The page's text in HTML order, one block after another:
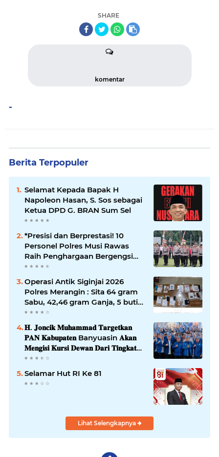
SHARE
komentar
-
Berita Terpopuler
Selamat Kepada Bapak H
Napoleon Hasan, S. Sos sebagai
Ketua DPD G. BRAN Sum Sel
*Presisi dan Berprestasi! 10
Personel Polres Musi Rawas
Raih Penghargaan Bergengsi
dari Kapolda Sumsel*
Operasi Antik Siginjai 2026
Polres Merangin : Sita 64 gram
Sabu, 42,46 gram Ganja, 5 butir
extasi, dan Amankan 21 Orang
Tersangka
𝐇. 𝐉𝐨𝐧𝐜𝐢𝐤 𝐌𝐮𝐡𝐚𝐦𝐦𝐚𝐝 𝐓𝐚𝐫𝐠𝐞𝐭𝐤𝐚𝐧
𝐏𝐀𝐍 𝐊𝐚𝐛𝐮𝐩𝐚𝐭𝐞𝐧 Banyuasin 𝐀𝐤𝐚𝐧
𝐌𝐞𝐧𝐠𝐢𝐬𝐢 𝐊𝐮𝐫𝐬𝐢 𝐃𝐞𝐰𝐚𝐧 𝐃𝐚𝐫𝐢 𝐓𝐢𝐧𝐠𝐤𝐚𝐭
𝐃𝐏𝐑 𝐃𝐚𝐞𝐫𝐚𝐡 𝐇𝐢𝐧𝐠𝐠𝐚 𝐃𝐏𝐑-𝐑𝐈
Selamar Hut RI Ke 81
Lihat Selengkapnya